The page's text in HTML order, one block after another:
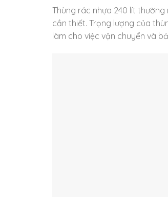
Thùng rác nhựa 240 lít
cần thiết. Trọng lượng của
làm cho việc vận chuyển và